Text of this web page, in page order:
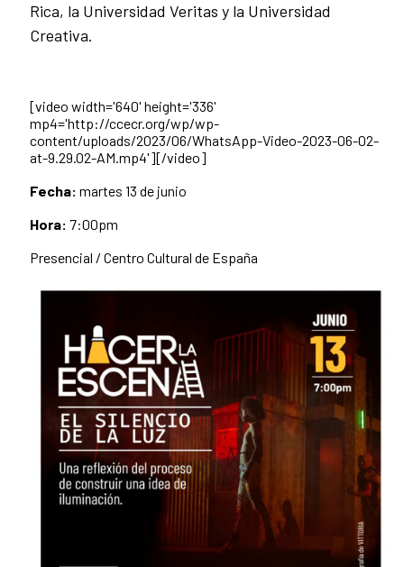
Rica, la Universidad Veritas y la Universidad
Creativa.
[video width='640' height='336'
mp4='http://ccecr.org/wp/wp-
content/uploads/2023/06/WhatsApp-Video-2023-06-02-
at-9.29.02-AM.mp4'][/video]
Fecha: martes 13 de junio
Hora: 7:00pm
Presencial / Centro Cultural de España